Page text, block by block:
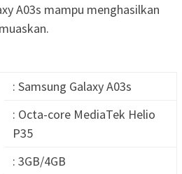
A03s mampu menghasilkan
: Samsung Galaxy A03s
: Octa-core MediaTek Helio
P35
: 3GB/4GB